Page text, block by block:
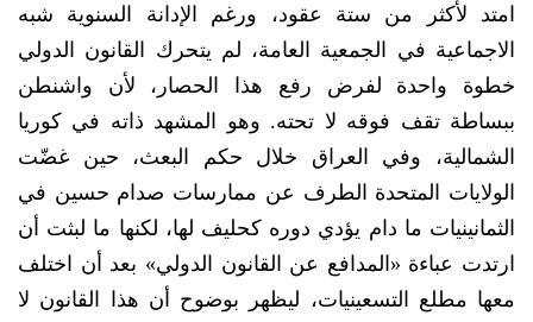
امتد لأكثر من ستة عقود، ورغم الإدانة السنوية شبه
الاجماعية في الجمعية العامة، لم يتحرك القانون الدولي
خطوة واحدة لفرض رفع هذا الحصار، لأن واشنطن
ببساطة تقف فوقه لا تحته. وهو المشهد ذاته في كوريا
الشمالية، وفي العراق خلال حكم البعث، حين غضّت
الولايات المتحدة الطرف عن ممارسات صدام حسين في
الثمانينيات ما دام يؤدي دوره كحليف لها، لكنها ما لبثت أن
ارتدت عباءة «المدافع عن القانون الدولي» بعد أن اختلف
معها مطلع التسعينيات، ليظهر بوضوح أن هذا القانون لا